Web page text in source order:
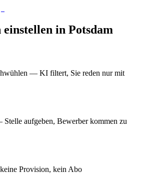
einstellen in Potsdam
— KI filtert, Sie reden nur mit
aufgeben, Bewerber kommen zu
Provision, kein Abo